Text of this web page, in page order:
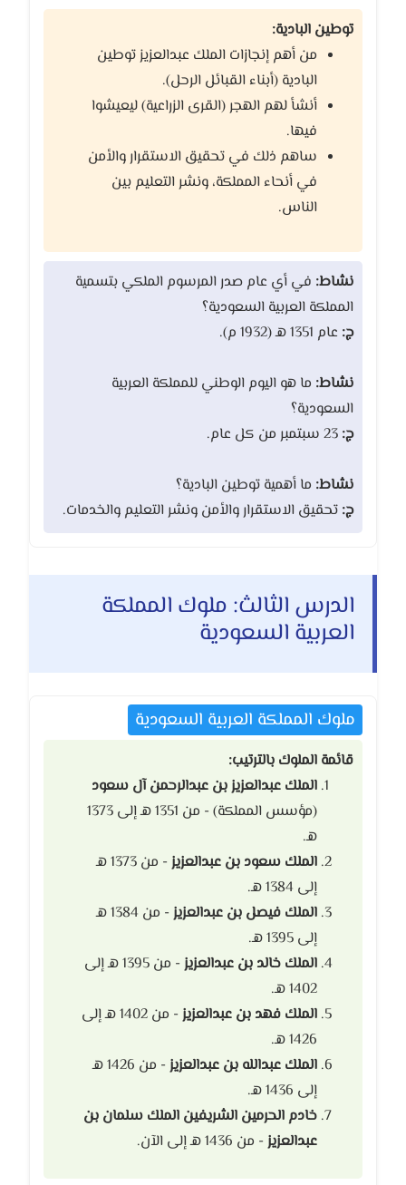
توطين البادية:
من أهم إنجازات الملك عبدالعزيز توطين
البادية (أبناء القبائل الرحل).
أنشأ لهم الهجر (القرى الزراعية) ليعيشوا
فيها.
ساهم ذلك في تحقيق الاستقرار والأمن
في أنحاء المملكة، ونشر التعليم بين
الناس.
نشاط: في أي عام صدر المرسوم الملكي بتسمية
المملكة العربية السعودية؟
ج: عام 1351 هـ (1932 م).
نشاط: ما هو اليوم الوطني للمملكة العربية
السعودية؟
ج:
نشاط: ما أهمية توطين البادية؟
ج: تحقيق الاستقرار والأمن ونشر التعليم والخدمات.
الدرس الثالث: ملوك المملكة
العربية السعودية
ملوك المملكة العربية السعودية
قائمة الملوك بالترتيب:
الملك عبدالعزيز بن عبدالرحمن آل سعود
(مؤسس المملكة) - من 1351 هـ إلى 1373
هـ.
الملك سعود بن عبدالعزيز
- من 1373 هـ
إلى 1384 هـ.
الملك فيصل بن عبدالعزيز
- من 1384 هـ
إلى 1395 هـ.
الملك خالد بن عبدالعزيز
- من 1395 هـ إلى
1402 هـ.
الملك فهد بن عبدالعزيز
- من 1402 هـ إلى
1426 هـ.
الملك عبدالله بن عبدالعزيز
- من 1426 هـ
إلى 1436 هـ.
خادم الحرمين الشريفين الملك سلمان بن
عبدالعزيز - من 1436 هـ إلى الآن.